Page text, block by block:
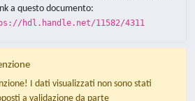
a questo documento:
hdl.handle.net/11582/4311
I dati visualizzati non sono stati
a validazione da parte